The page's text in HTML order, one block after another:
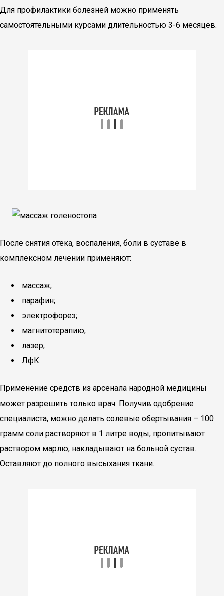
Для профилактики болезней можно применять
самостоятельными курсами длительностью 3-6 месяцев.
После снятия отека, воспаления, боли в суставе в
комплексном лечении применяют:
массаж;
парафин;
электрофорез;
магнитотерапию;
лазер;
ЛфК.
Применение средств из арсенала народной медицины
может разрешить только врач. Получив одобрение
специалиста, можно делать солевые обертывания – 100
грамм соли растворяют в 1 литре воды, пропитывают
раствором марлю, накладывают на больной сустав.
Оставляют до полного высыхания ткани.